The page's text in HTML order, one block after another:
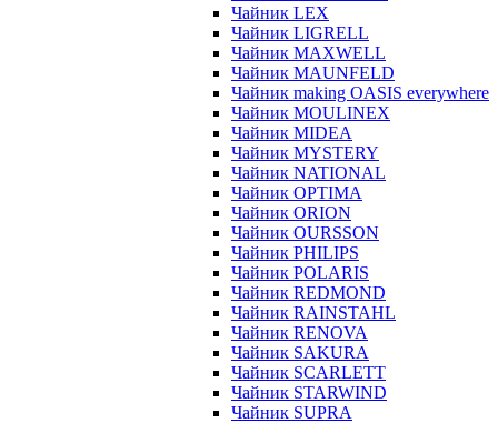
Чайник LEX
Чайник LIGRELL
Чайник MAXWELL
Чайник MAUNFELD
Чайник making OASIS everywhere
Чайник MOULINEX
Чайник MIDEA
Чайник MYSTERY
Чайник NATIONAL
Чайник OPTIMA
Чайник ORION
Чайник OURSSON
Чайник PHILIPS
Чайник POLARIS
Чайник REDMOND
Чайник RAINSTAHL
Чайник RENOVA
Чайник SAKURA
Чайник SCARLETT
Чайник STARWIND
Чайник SUPRA